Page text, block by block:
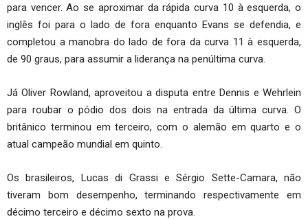
para vencer. Ao se aproximar da rápida curva 10 à esquerda, o
inglês foi para o lado de fora enquanto Evans se defendia, e
completou a manobra do lado de fora da curva 11 à esquerda,
de 90 graus, para assumir a liderança na penúltima curva.
Já Oliver Rowland, aproveitou a disputa entre Dennis e Wehrlein
para roubar o pódio dos dois na entrada da última curva. O
britânico terminou em terceiro, com o alemão em quarto e o
atual campeão mundial em quinto.
Os brasileiros, Lucas di Grassi e Sérgio Sette-Camara, não
tiveram bom desempenho, terminando respectivamente em
décimo terceiro e décimo sexto na prova.